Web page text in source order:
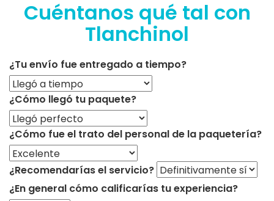
Cuéntanos qué tal con
Tlanchinol
¿Tu envío fue entregado a tiempo?
¿Cómo llegó tu paquete?
¿Cómo fue el trato del personal de la paquetería?
¿Recomendarías el servicio?
¿En general cómo calificarías tu experiencia?